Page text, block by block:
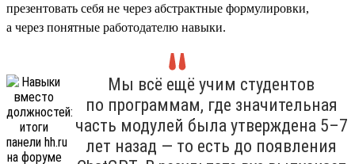
презентовать себя не через абстрактные формулировки,
а через понятные работодателю навыки.
Мы всё ещё учим студентов
по программам, где значительная
часть модулей была утверждена 5–7
лет назад — то есть до появления